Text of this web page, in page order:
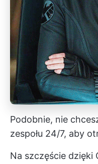
Podobnie, nie
zespołu 24/7, aby
Na szczęście dzięki